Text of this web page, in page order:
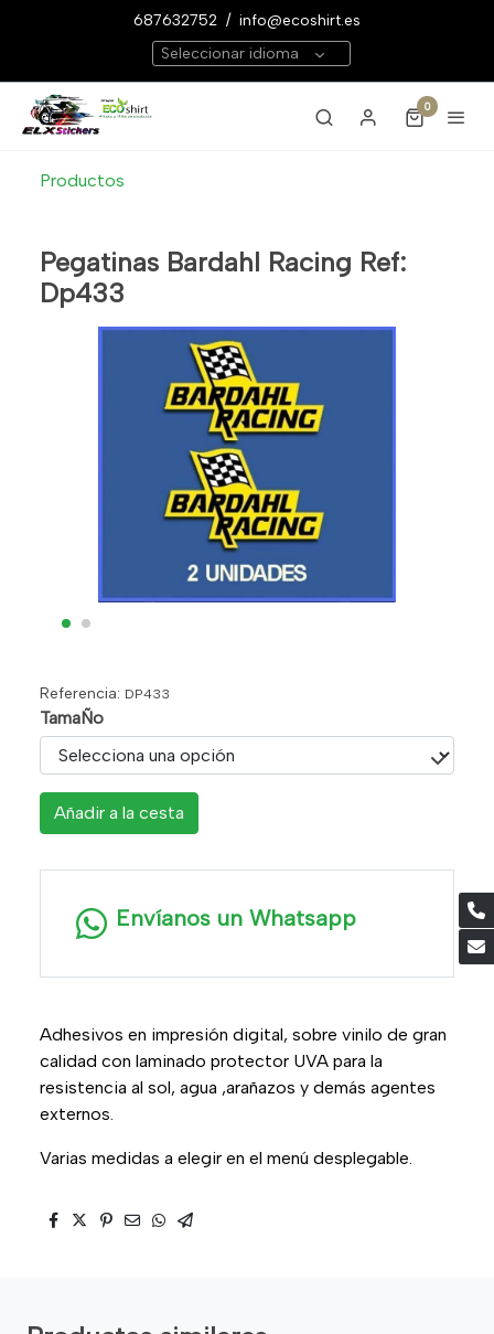
687632752 / info@ecoshirt.es
Seleccionar idioma
0
Productos
Pegatinas Bardahl Racing Ref:
Dp433
Referencia: DP433
TamaÑo
Añadir a la cesta
Envíanos un Whatsapp
Adhesivos en impresión digital, sobre vinilo de gran
calidad con laminado protector UVA para la
resistencia al sol, agua ,arañazos y demás agentes
externos.
Varias medidas a elegir en el menú desplegable.